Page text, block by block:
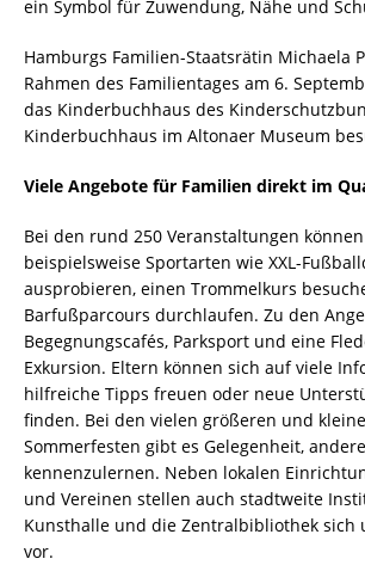
ein Symbol für Zuwendung, Nähe und
Hamburgs Familien-Staatsrätin Michaela
Rahmen des Familientages am 6.
das Kinderbuchhaus des
Kinderbuchhaus im Altonaer Museum
Viele Angebote für Familien direkt im
Bei den rund 250 Veranstaltungen
beispielsweise Sportarten wie XXL-
ausprobieren, einen Trommelkurs
Barfußparcours durchlaufen. Zu den
Begegnungscafés, Parksport und eine
Exkursion. Eltern können sich auf viele
hilfreiche Tipps freuen oder neue
finden. Bei den vielen größeren und
Sommerfesten gibt es Gelegenheit,
kennenzulernen. Neben lokalen
und Vereinen stellen auch stadtweite
Kunsthalle und die Zentralbibliothek sich
vor.